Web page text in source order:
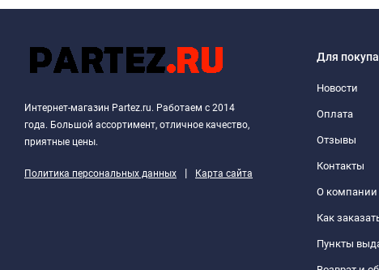
Интернет-магазин Partez.ru. Работаем с 2014
года. Большой ассортимент, отличное качество,
приятные цены.
Политика персональных данных | Карта сайта
Для
Новости
Оплата
Отзывы
Контакты
О компании
Как
Пункты